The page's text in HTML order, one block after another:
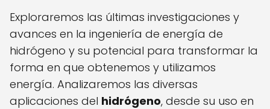
Exploraremos las últimas investigaciones y
avances en la ingeniería de energía de
hidrógeno y su potencial para transformar la
forma en que obtenemos y utilizamos
energía. Analizaremos las diversas
aplicaciones del hidrógeno, desde su uso en